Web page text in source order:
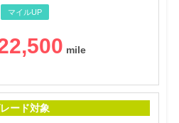
マイルUP
ード対象